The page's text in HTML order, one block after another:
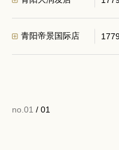
青阳帝景国际店
no.01 / 01